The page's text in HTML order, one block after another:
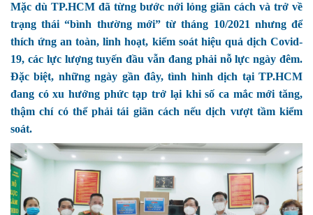
Mặc dù TP.HCM đã từng bước nới lỏng giãn cách và trở về
trạng thái “bình thường mới” từ tháng 10/2021 nhưng để
thích ứng an toàn, linh hoạt, kiểm soát hiệu quả dịch Covid-
19, các lực lượng tuyến đầu vẫn đang phải nỗ lực ngày đêm.
Đặc biệt, những ngày gần đây, tình hình dịch tại TP.HCM
đang có xu hướng phức tạp trở lại khi số ca mắc mới tăng,
thậm chí có thể phải tái giãn cách nếu dịch vượt tầm kiểm
soát.